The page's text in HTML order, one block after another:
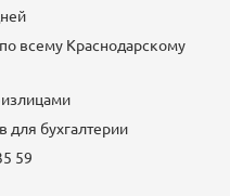
всему Краснодарскому
для бухгалтерии
59